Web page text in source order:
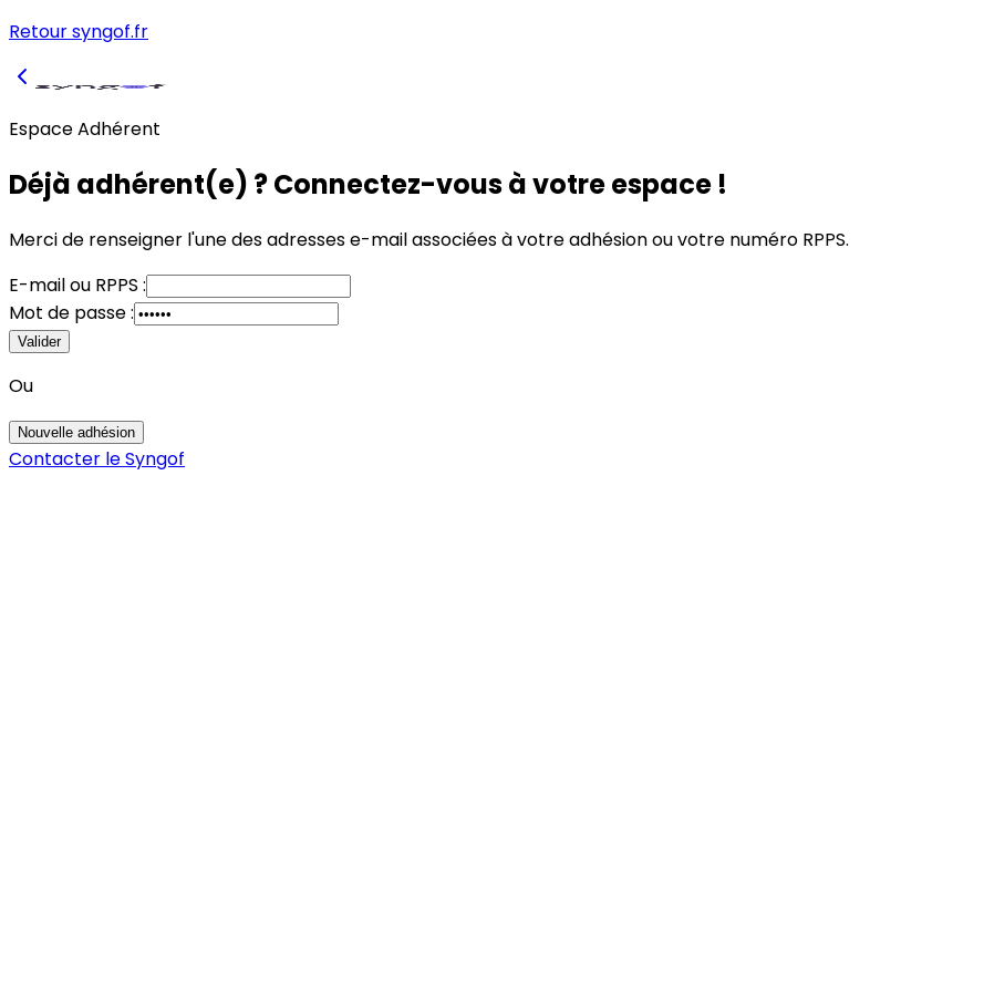
Retour syngof.fr
Espace Adhérent
Déjà adhérent(e) ? Connectez-vous à votre espace !
Merci de renseigner l'une des adresses e-mail associées à votre adhésionouvotre numéro RPPS.
E-mailou RPPS :
Mot de passe :
Valider
Ou
Nouvelle adhésion
Contacter le Syngof